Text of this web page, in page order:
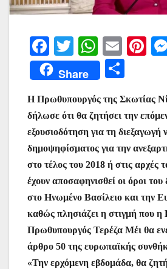
F
a
c
e
b
o
o
k
T
w
itt
er
W
h
at
s
A
p
p
E
m
ai
l
Pi
e
st
Share
ρ
α
σ
τε
ίτ
ε
Η Πρωθυπουργός της Σκωτίας
δήλωσε ότι θα ζητήσει την
εξουσιοδότηση για τη διεξαγωγή
δημοψηφίσματος για την
στο τέλος του 2018 ή στις αρχές
έχουν αποσαφηνισθεί οι όροι του
στο Ηνωμένο Βασίλειο και την
καθώς πλησιάζει η στιγμή που η
Πρωθυπουργός Τερέζα Μέι θα
άρθρο 50 της ευρωπαϊκής
«Την ερχόμενη εβδομάδα, θα